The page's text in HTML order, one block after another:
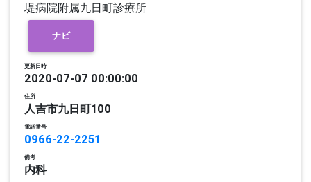
堤病院附属九日町診療所
ナビ
更新日時
2020-07-07 00:00:00
住所
人吉市九日町100
電話番号
0966-22-2251
備考
内科